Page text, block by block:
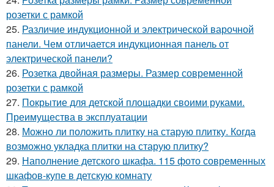
розетки с рамкой
25. Различие индукционной и электрической варочной
панели. Чем отличается индукционная панель от
электрической панели?
26. Розетка двойная размеры. Размер современной
розетки с рамкой
27. Покрытие для детской площадки своими руками.
Преимущества в эксплуатации
28. Можно ли положить плитку на старую плитку. Когда
возможно укладка плитки на старую плитку?
29. Наполнение детского шкафа. 115 фото современных
шкафов-купе в детскую комнату